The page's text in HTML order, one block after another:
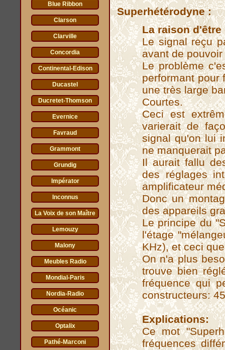
Blue Ribbon
Clarson
Clarville
Concordia
Continental-Edison
Ducastel
Ducretet-Thomson
Evernice
Favraud
Grammont
Grundig
Impérator
Inconnus
La Voix de son Maître
Lemouzy
Malony
Meubles Radio
Mondial-Paris
Nordia-Radio
Océanic
Optalix
Pathé-Marconi
Superhétérodyne :
La raison
Le signal reçu
avant de
Le problème
performant pour
une très large
Courtes.
Ceci est
varierait de
signal qu'on lui
ne manquerait
Il aurait fallu
des réglages
amplificateur
Donc un
des appareils
Le principe du
l'étage
KHz), et ceci
On n'a plus
trouve bien
fréquence qui
constructeurs:
Explications:
Ce mot
fréquences